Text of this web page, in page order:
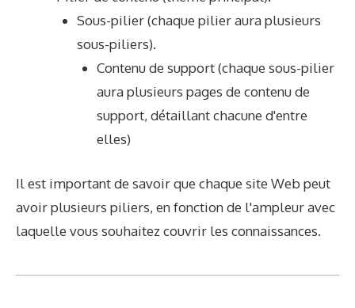
Sous-pilier (chaque pilier aura plusieurs
sous-piliers).
Contenu de support (chaque sous-pilier
aura plusieurs pages de contenu de
support, détaillant chacune d'entre
elles)
Il est important de savoir que chaque site Web peut
avoir plusieurs piliers, en fonction de l'ampleur avec
laquelle vous souhaitez couvrir les connaissances.